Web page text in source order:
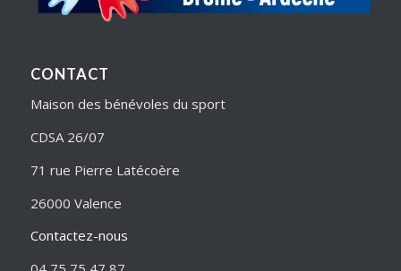
CONTACT
Maison des bénévoles du sport
CDSA 26/07
71 rue Pierre Latécoère
26000 Valence
Contactez-nous